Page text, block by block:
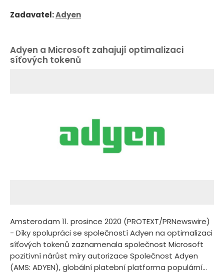
Zadavatel:Adyen
Adyen a Microsoft zahajují optimalizaci
síťových tokenů
Amsterodam 11. prosince 2020 (PROTEXT/PRNewswire)
- Díky spolupráci se společností Adyen na optimalizaci
síťových tokenů zaznamenala společnost Microsoft
pozitivní nárůst míry autorizace Společnost Adyen
(AMS: ADYEN), globální platební platforma populární...